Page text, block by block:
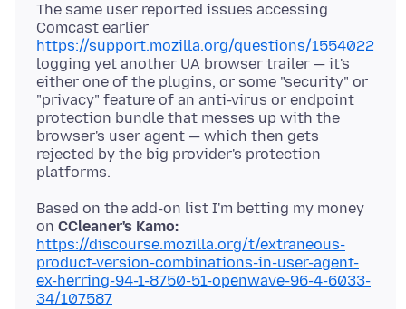
The same user reported issues accessing
Comcast earlier
https://support.mozilla.org/questions/1554022
logging yet another UA browser trailer — it's
either one of the plugins, or some "security" or
"privacy" feature of an anti-virus or endpoint
protection bundle that messes up with the
browser's user agent — which then gets
rejected by the big provider's protection
Based on the add-on list I'm betting my money
on CCleaner's Kamo:
https://discourse.mozilla.org/t/extraneous-
product-version-combinations-in-user-agent-
ex-herring-94-1-8750-51-openwave-96-4-6033-
34/107587